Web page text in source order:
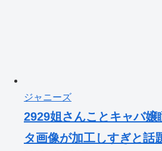
ジャニーズ
2929姐さんことキャバ嬢
タ画像が加工しすぎと話